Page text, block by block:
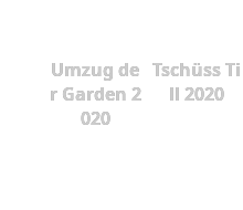
Umzug de
r Garden 2
020
Tschüss Ti
ll 2020